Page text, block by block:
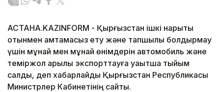
АСТАНА.KAZINFORM - Қырғызстан ішкі нарықты
отынмен қамтамасыз ету және тапшылық болдырмау
үшін мұнай мен мұнай өнімдерін автомобиль және
теміржол арқылы экспорттауға уақытша тыйым
салды, деп хабарлайды Қырғызстан Республикасы
Министрлер Кабинетінің сайты.